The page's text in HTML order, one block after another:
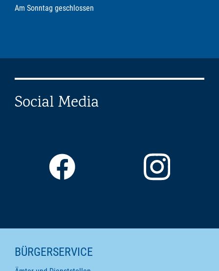
Am Sonntag geschlossen
Social Media
SEITENINHALTE
BÜRGERSERVICE